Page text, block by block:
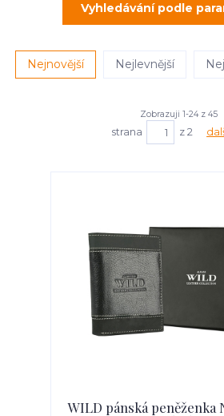
Vyhledávání podle
Nejnovější Nejlevnější
Zobrazuji 1-24 z 45
strana z 2
WILD pánská peněženka